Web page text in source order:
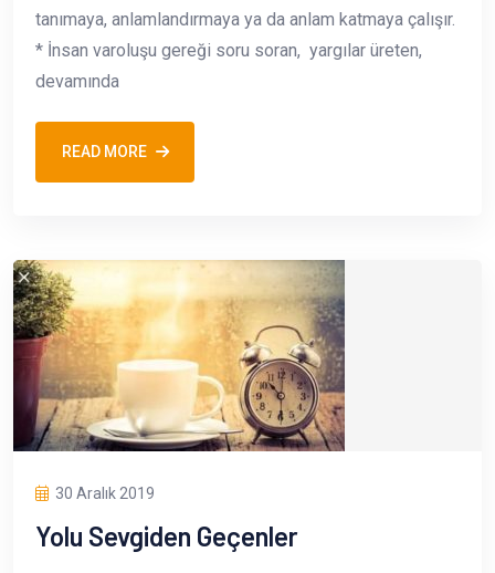
tanımaya, anlamlandırmaya ya da anlam katmaya çalışır.
* İnsan varoluşu gereği soru soran, yargılar üreten,
devamında
READ MORE
30 Aralık 2019
Yolu Sevgiden Geçenler